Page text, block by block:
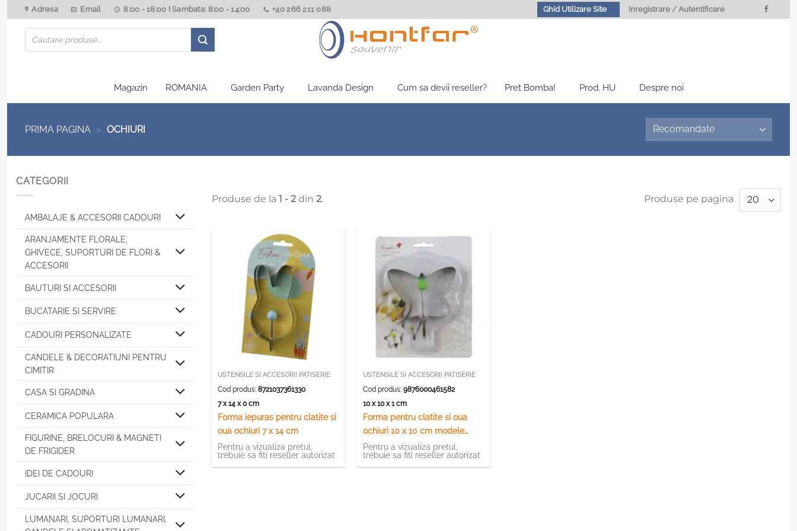
to
content
Adresa Email 8:00 - 18:00 I Sambata: 8:00 - 14:00 +40 266 211 088 Ghid Utilizare Site Inregistrare / Autentificare
Products
search
Magazin ROMANIA Garden Party Lavanda Design Cum sa devii reseller? Pret Bomba! Prod. HU Despre noi
PRIMA PAGINA » OCHIURI
CATEGORII
AMBALAJE & ACCESORII CADOURI
ARANJAMENTE FLORALE,
GHIVECE, SUPORTURI DE FLORI &
ACCESORII
BAUTURI SI ACCESORII
BUCATARIE SI SERVIRE
CADOURI PERSONALIZATE
CANDELE & DECORATIUNI PENTRU
CIMITIR
CASA SI GRADINA
CERAMICA POPULARA
FIGURINE, BRELOCURI & MAGNETI
DE FRIGIDER
IDEI DE CADOURI
JUCARII SI JOCURI
LUMANARI, SUPORTURI LUMANARI,
Produse de la 1 - 2 din 2. Produse pe pagina
USTENSILE SI ACCESORII PATISERIE
Cod produs:8721037361330
7 x 14 x 0 cm
Forma iepuras pentru clatite si
oua ochiuri 7 x 14 cm
Pentru a vizualiza pretul,
trebuie sa fiti reseller autorizat
USTENSILE SI ACCESORII PATISERIE
Cod produs:9876000461582
10 x 10 x 1 cm
Forma pentru clatite si oua
ochiuri 10 x 10 cm modele
variate
Pentru a vizualiza pretul,
trebuie sa fiti reseller autorizat